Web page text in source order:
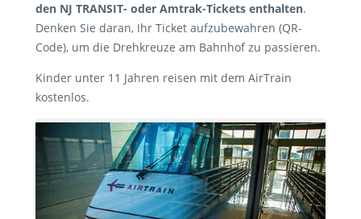
den NJ TRANSIT- oder Amtrak-Tickets enthalten.
Denken Sie daran, Ihr Ticket aufzubewahren (QR-
Code), um die Drehkreuze am Bahnhof zu passieren.
Kinder unter 11 Jahren reisen mit dem AirTrain
kostenlos.